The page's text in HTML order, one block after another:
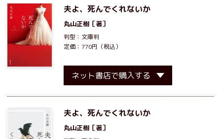
夫よ、死んでくれないか
丸山正樹 ［著］
判型：文庫判
定価：770円（税込）
ネット書店で購入する
夫よ、死んでくれないか
丸山正樹 ［著］